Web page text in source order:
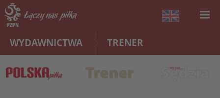
WYDAWNICTWA TRENER